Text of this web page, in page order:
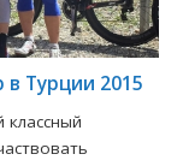
Турции 2015